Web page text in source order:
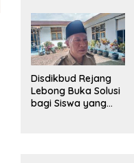
Bullying,
Kadisdikbud: Patut
Jadi Contoh
Disdikbud Rejang
Lebong Buka Solusi
bagi Siswa yang